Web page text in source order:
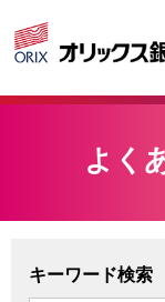
よく
キーワード検索